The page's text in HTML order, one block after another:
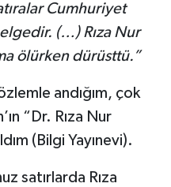
Cumhuriyet
(…) Rıza Nur
ölürken dürüsttü.”
andığım, çok
“Dr. Rıza Nur
(Bilgi Yayınevi).
satırlarda Rıza